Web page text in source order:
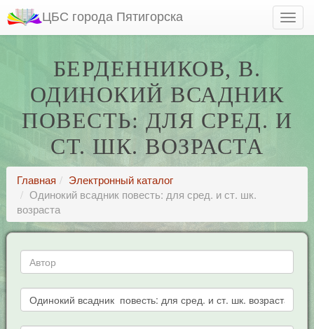
ЦБС города Пятигорска
БЕРДЕННИКОВ, В.
ОДИНОКИЙ ВСАДНИК
ПОВЕСТЬ: ДЛЯ СРЕД. И
СТ. ШК. ВОЗРАСТА
Главная
Электронный каталог
Одинокий всадник повесть: для сред. и ст. шк.
возраста